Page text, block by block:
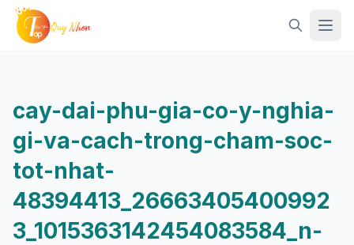
Mở
cay-dai-phu-gia-co-y-nghia-
gi-va-cach-trong-cham-soc-
tot-nhat-
48394413_26663405400992
3_1015363142454083584_n-